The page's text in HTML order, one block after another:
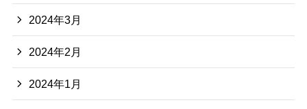
2024年3月
2024年2月
2024年1月